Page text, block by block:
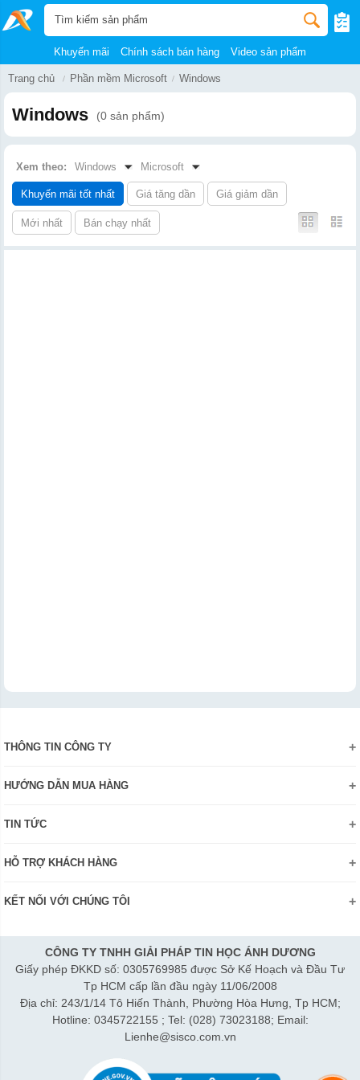
Khuyến mãi Chính sách bán hàng Video sản phẩm
Trang chủ Phần mềm Microsoft Windows
Windows (0 sản phẩm)
Xem theo: Windows Microsoft
Khuyến mãi tốt nhất Giá tăng dần Giá giảm dần
Mới nhất Bán chạy nhất
THÔNG TIN CÔNG TY
Chính sách bảo mật thông tin
HƯỚNG DẪN MUA HÀNG
Thanh toán và giao hàng
Hướng dẫn đăng ký tài khoản
Kiểm tra tình trạng đơn hàng
TIN TỨC
Review sản phẩm
HỖ TRỢ KHÁCH HÀNG
Hợp tác: LienHe@sisco.com.vn
Thời gian làm việc từ Thứ 2- Thứ 7:
Sáng 8h15-12h; Chiều 1h15-5h30
Thứ 7 làm đến 3h30 chiều.
KẾT NỐI VỚI CHÚNG TÔI
CÔNG TY TNHH GIẢI PHÁP TIN HỌC ÁNH DƯƠNG
Giấy phép ĐKKD số: 0305769985 được Sở Kế Hoạch và Đầu Tư
Tp HCM cấp lần đầu ngày 11/06/2008
Địa chỉ: 243/1/14 Tô Hiến Thành, Phường Hòa Hưng, Tp HCM;
Hotline: 0345722155 ; Tel: (028) 73023188; Email:
Lienhe@sisco.com.vn